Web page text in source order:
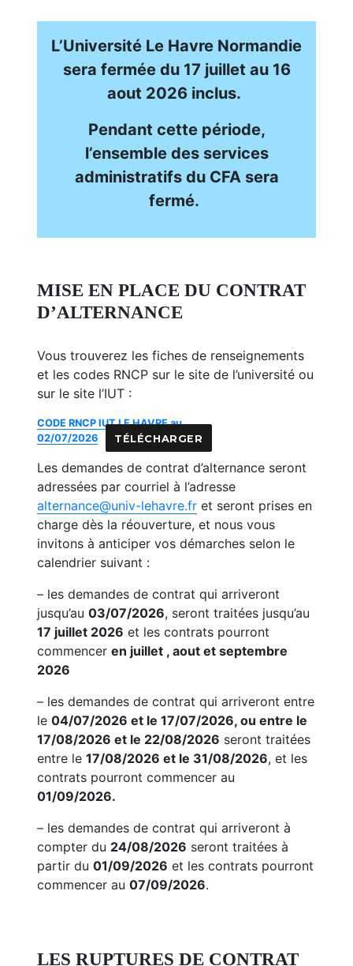
L’Université Le Havre Normandie
sera fermée du 17 juillet au 16
aout 2026 inclus.
Pendant cette période,
l’ensemble des services
administratifs du CFA sera
fermé.
MISE EN PLACE DU CONTRAT
D’ALTERNANCE
Vous trouverez les fiches de renseignements
et les codes RNCP sur le site de l’université ou
sur le site l’IUT :
CODE RNCP IUT LE HAVRE au
02/07/2026
TÉLÉCHARGER
Les demandes de contrat d’alternance seront
adressées par courriel à l’adresse
alternance@univ-lehavre.fr et seront prises en
charge dès la réouverture, et nous vous
invitons à anticiper vos démarches selon le
calendrier suivant :
– les demandes de contrat qui arriveront
jusqu’au03/07/2026, seront traitées jusqu’au
17 juillet 2026 et les contrats pourront
commenceren juillet , aout et septembre
2026
– les demandes de contrat qui arriveront entre
le04/07/2026 et le 17/07/2026, ou entre le
17/08/2026 et le 22/08/2026 seront traitées
entre le17/08/2026 et le 31/08/2026, et les
contrats pourront commencer au
01/09/2026.
– les demandes de contrat qui arriveront à
compter du 24/08/2026 seront traitées à
partir du01/09/2026 et les contrats pourront
commencer au07/09/2026.
LES RUPTURES DE CONTRAT